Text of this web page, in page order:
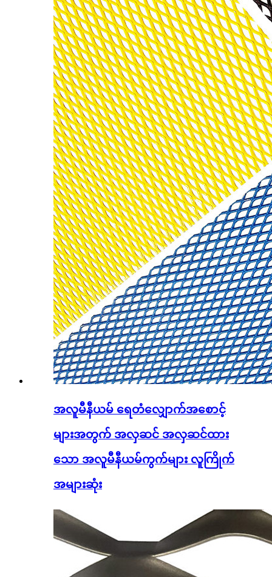
အလူမီနီယမ် ရေတံလျှောက်အစောင့်
များအတွက် အလှဆင် အလှဆင်ထား
သော အလူမီနီယမ်ကွက်များ လူကြိုက်
အများဆုံး